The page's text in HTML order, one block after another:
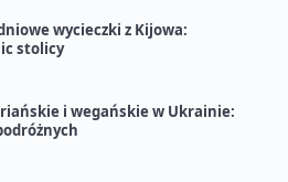
wycieczki z Kijowa:
stolicy
i wegańskie w Ukrainie: